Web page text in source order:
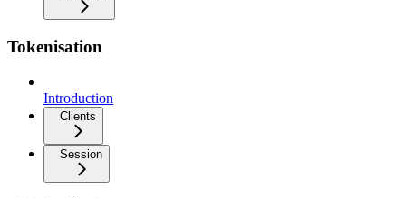
Tokenisation
Introduction
Clients
Session